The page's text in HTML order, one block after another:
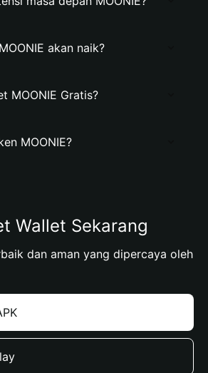
akan naik?
MOONIE Gratis?
MOONIE?
Wallet Sekarang
dan aman yang dipercaya oleh